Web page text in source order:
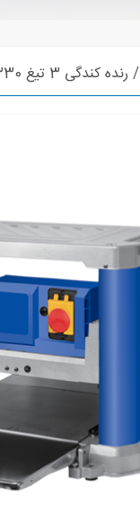
/ رنده کندگی 3 تیغ 7330